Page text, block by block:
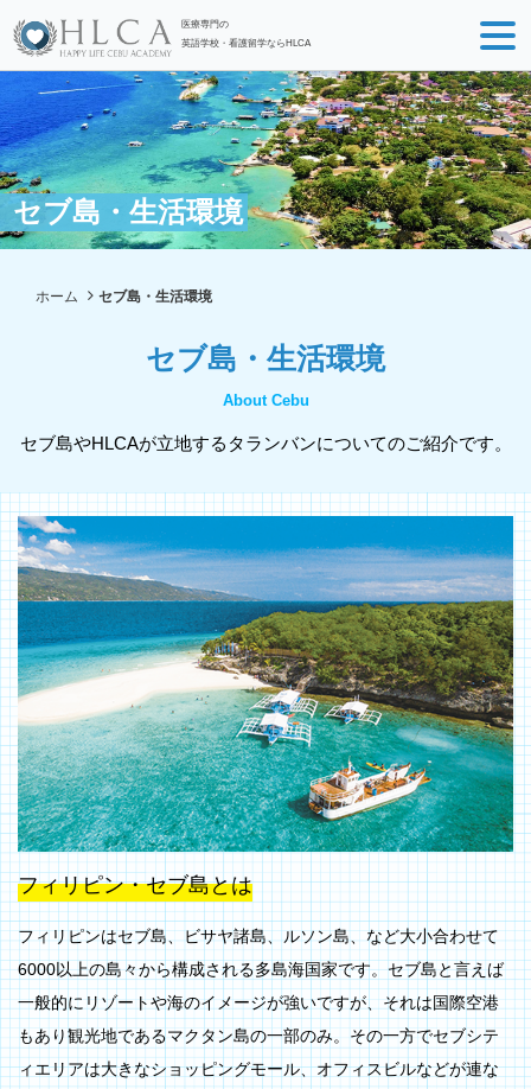
医療専門の
英語学校・看護留学ならHLCA
セブ島・生活環境
ホーム セブ島・生活環境
セブ島・生活環境
About Cebu
セブ島やHLCAが立地するタランバンについてのご紹介です。
フィリピン・セブ島とは
フィリピンはセブ島、ビサヤ諸島、ルソン島、など大小合わせて
6000以上の島々から構成される多島海国家です。セブ島と言えば
一般的にリゾートや海のイメージが強いですが、それは国際空港
もあり観光地であるマクタン島の一部のみ。その一方でセブシテ
ィエリアは大きなショッピングモール、オフィスビルなどが連な